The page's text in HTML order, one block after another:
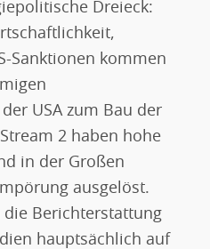
Dreieck:
Sanktionen kommen
USA zum Bau der
2 haben hohe
in der Großen
ausgelöst.
die Berichterstattung
hauptsächlich auf